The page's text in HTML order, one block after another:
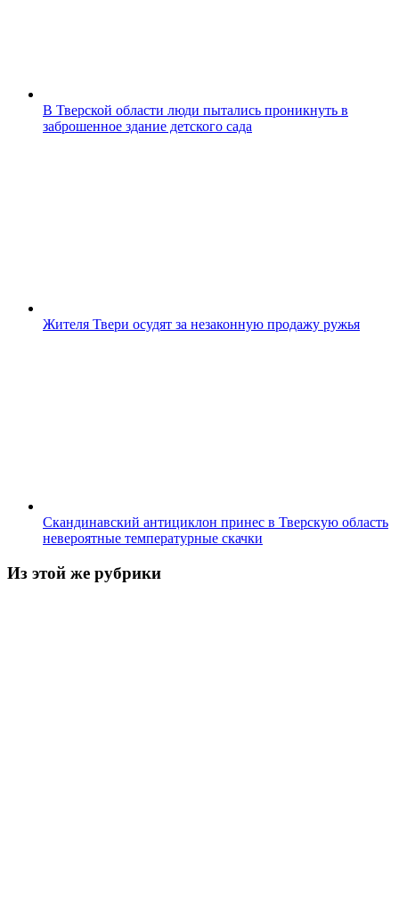
В Тверской области люди пытались проникнуть в
заброшенное здание детского сада
Жителя Твери осудят за незаконную продажу ружья
Скандинавский антициклон принес в Тверскую область
невероятные температурные скачки
Из этой же рубрики